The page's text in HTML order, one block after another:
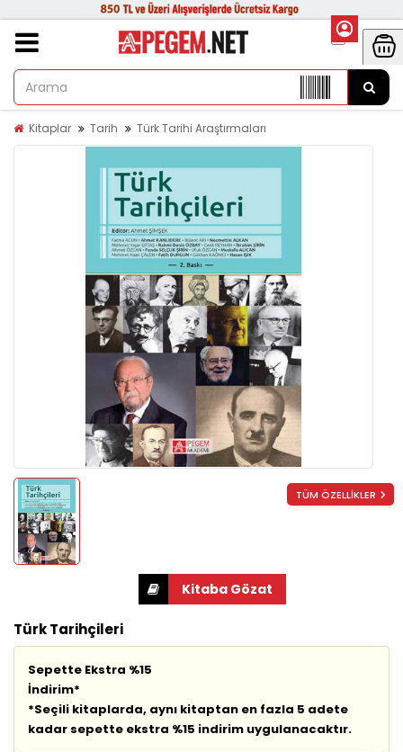
Kitaplar Tarih Türk Tarihi Araştırmaları
TÜM ÖZELLİKLER
Türk Tarihçileri
Sepette Ekstra %15
İndirim*
*Seçili kitaplarda, aynı kitaptan en fazla 5 adete
kadar sepette ekstra %15 indirim uygulanacaktır.